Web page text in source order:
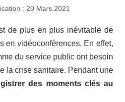
: 20 Mars 2021
de plus en plus inévitable de
en vidéoconférences. En effet,
du service public ont besoin
la crise sanitaire. Pendant une
des moments clés au